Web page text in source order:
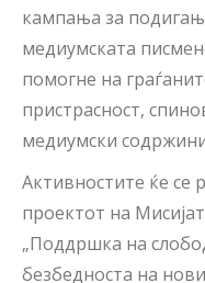
кампања за
медиумската
помогне на
пристрасност,
медиумски
Активностите ќе се
проектот на
„Поддршка на
безбедноста на